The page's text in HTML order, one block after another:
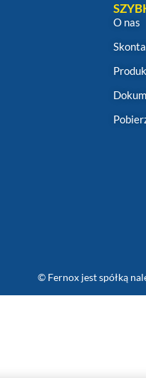
O nas
© Fernox jest spółką